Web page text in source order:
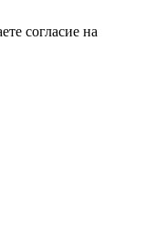
согласие на